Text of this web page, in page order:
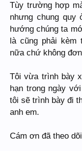
Tùy trường hợp
nhưng chung
hướng chúng ta
là cũng phải kèm
nữa chứ không
Tôi vừa trình bày
hạn trong ngày
tôi sẽ trình bày đi
anh em.
Cám ơn đã theo